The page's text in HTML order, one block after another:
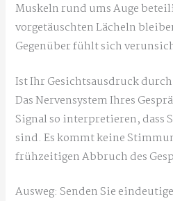
Muskeln rund ums Auge
vorgetäuschten Lächeln
Gegenüber fühlt sich
Ist Ihr Gesichtsausdruck
Das Nervensystem Ihres
Signal so interpretieren, dass
sind. Es kommt keine
frühzeitigen Abbruch des
Ausweg: Senden Sie